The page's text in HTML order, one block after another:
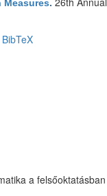
Measures.
BibTeX
a